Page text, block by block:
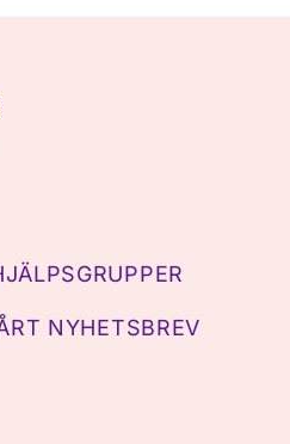
NYHETSBREV